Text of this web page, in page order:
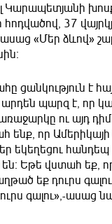
Կարապետյանի
հոդվածով, 37
ասաց «Մեր ձևով»
է
պարզ է, որ
ու այդ
ենք, որ
եկեղեցու
Եթե վստահ եք, որ
եք դուրս
գալու»,-ասաց